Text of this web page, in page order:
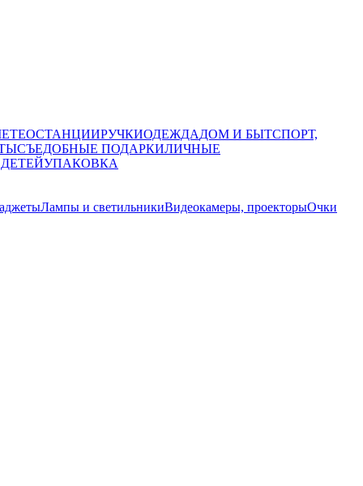
РУЧКИОДЕЖДАДОМ И БЫТСПОРТ,
СЪЕДОБНЫЕ ПОДАРКИЛИЧНЫЕ
УПАКОВКА
Лампы и светильникиВидеокамеры, проекторыОчки